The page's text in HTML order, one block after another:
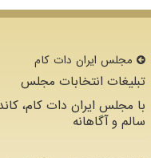
مجلس ایران دات كام
تبلیغات انتخابات مجلس
با مجلس ایران دات کام،
سالم و آگاهانه